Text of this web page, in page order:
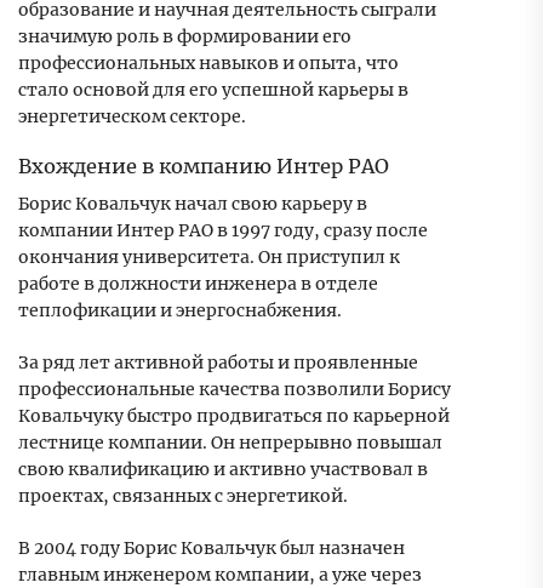
образование и научная деятельность сыграли
значимую роль в формировании его
профессиональных навыков и опыта, что
стало основой для его успешной карьеры в
энергетическом секторе.
Вхождение в компанию Интер РАО
Борис Ковальчук начал свою карьеру в
компании Интер РАО в 1997 году, сразу после
окончания университета. Он приступил к
работе в должности инженера в отделе
теплофикации и энергоснабжения.
За ряд лет активной работы и проявленные
профессиональные качества позволили Борису
Ковальчуку быстро продвигаться по карьерной
лестнице компании. Он непрерывно повышал
свою квалификацию и активно участвовал в
проектах, связанных с энергетикой.
В 2004 году Борис Ковальчук был назначен
главным инженером компании, а уже через